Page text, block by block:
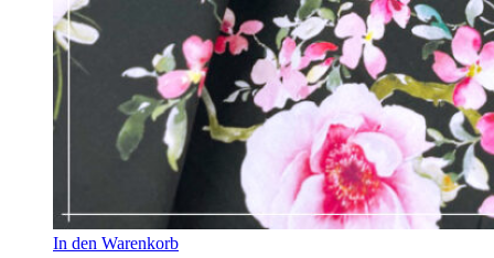
In den Warenkorb